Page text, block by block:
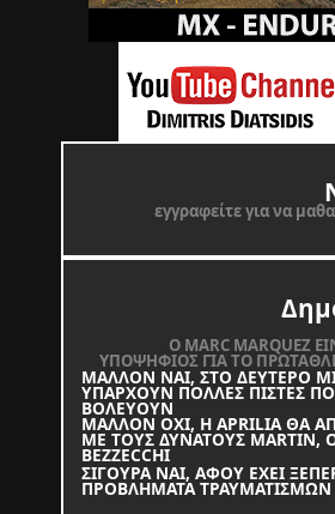
εγγραφείτε για να
O MARC MARQUEZ
ΥΠΟΨΗΦΙΟΣ ΓΙΑ ΤΟ
ΜΑΛΛΟΝ ΝΑΙ, ΣΤΟ ΔΕΥΤΕΡΟ
ΥΠΑΡΧΟΥΝ ΠΟΛΛΕΣ ΠΙΣΤΕΣ
ΒΟΛΕΥΟΥΝ
ΜΑΛΛΟΝ ΟΧΙ, Η APRILIA ΘΑ
ΜΕ ΤΟΥΣ ΔΥΝΑΤΟΥΣ MARTIN,
BEZZECCHI
ΣΙΓΟΥΡΑ ΝΑΙ, ΑΦΟΥ ΕΧΕΙ
ΠΡΟΒΛΗΜΑΤΑ ΤΡΑΥΜΑΤΙΣΜΩΝ